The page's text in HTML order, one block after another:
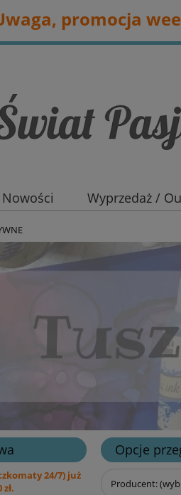
promocja
Nowości Wyprzedaż /
24/7) już
Opcje
Producent: